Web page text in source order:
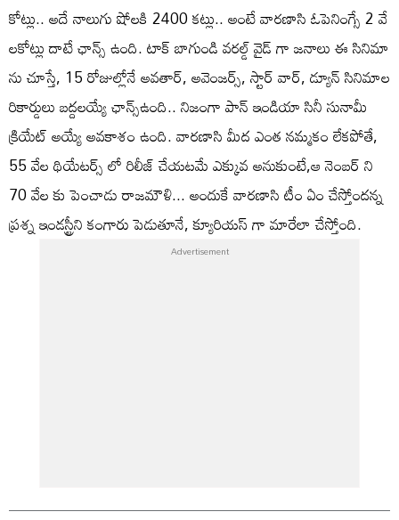
కోట్లు.. అదే నాలుగు షోలకి 2400 కట్లు.. అంటే వారణాసి ఓపెనింగ్సే 2 వే
లకోట్లు దాటే ఛాన్స్ ఉంది. టాక్ బాగుండి వరల్డ్ వైడ్ గా జనాలు ఈ సినిమా
ను చూస్తే, 15 రోజుల్లోనే అవతార్, అవెంజర్స్, స్టార్ వార్, డ్యూన్ సినిమాల
రికార్డులు బద్దలయ్యే ఛాన్స్ఉంది.. నిజంగా పాన్ ఇండియా సినీ సునామీ
క్రియేట్ అయ్యే అవకాశం ఉంది. వారణాసి మీద ఎంత నమ్మకం లేకపోతే,
55 వేల థియేటర్స్ లో రిలీజ్ చేయటమే ఎక్కువ అనుకుంటే,ఆ నెంబర్ ని
70 వేల కు పెంచాడు రాజమౌళి... అందుకే వారణాసి టీం ఏం చేస్తోందన్న
ప్రశ్న ఇండస్ట్రీని కంగారు పెడుతూనే, క్యూరియస్ గా మారేలా చేస్తోంది.